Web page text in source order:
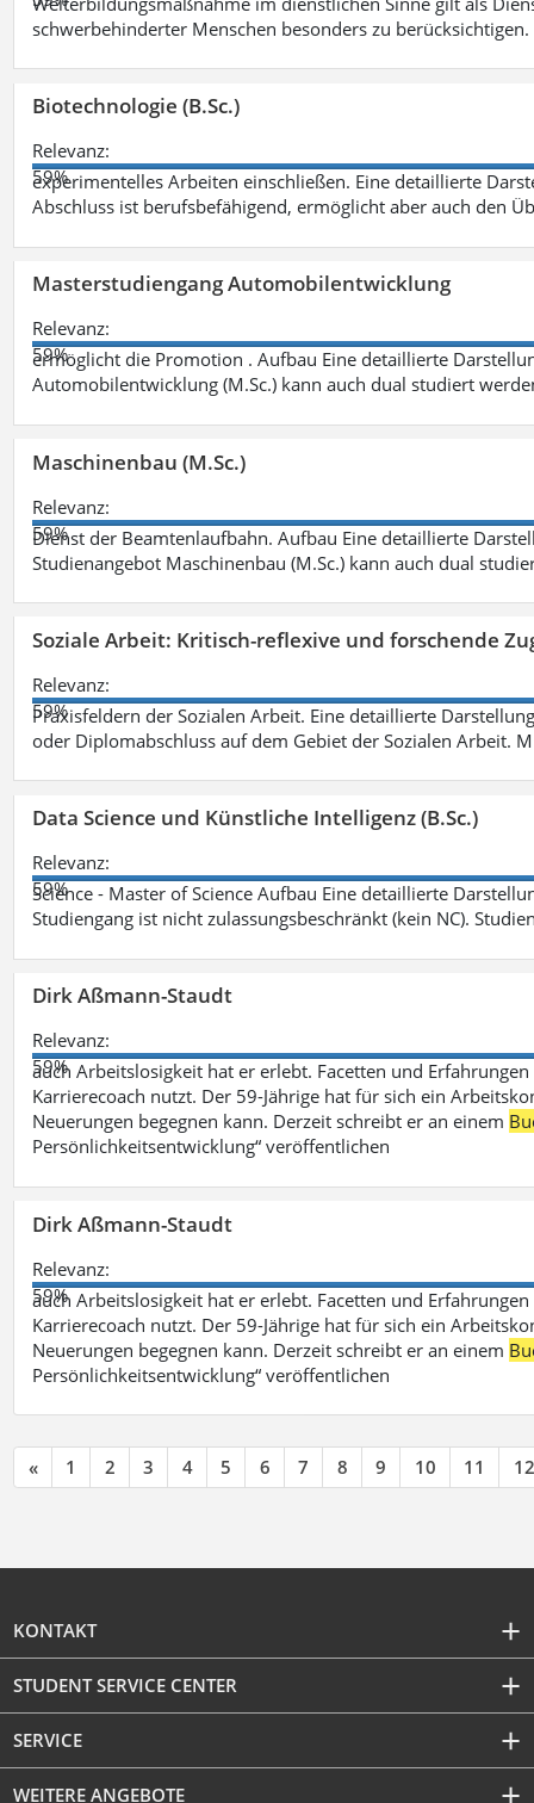
schwerbehinderter Menschen besonders zu berücksichtigen.
Biotechnologie (B.Sc.)
Relevanz:
59%
experimentelles Arbeiten einschließen. Eine detaillierte
Abschluss ist berufsbefähigend, ermöglicht aber auch den
Masterstudiengang Automobilentwicklung
Relevanz:
59%
ermöglicht die Promotion . Aufbau Eine detaillierte
Automobilentwicklung (M.Sc.) kann auch dual studiert
Maschinenbau (M.Sc.)
Relevanz:
59%
Dienst der Beamtenlaufbahn. Aufbau Eine detaillierte
Studienangebot Maschinenbau (M.Sc.) kann auch dual
Soziale Arbeit: Kritisch-reflexive und forschende
Relevanz:
59%
Praxisfeldern der Sozialen Arbeit. Eine detaillierte
oder Diplomabschluss auf dem Gebiet der Sozialen Arbeit.
Data Science und Künstliche Intelligenz (B.Sc.)
Relevanz:
59%
Science - Master of Science Aufbau Eine detaillierte
Studiengang ist nicht zulassungsbeschränkt (kein NC).
Dirk Aßmann-Staudt
Relevanz:
59%
auch Arbeitslosigkeit hat er erlebt. Facetten und
Karrierecoach nutzt. Der 59-Jährige hat für sich ein
Neuerungen begegnen kann. Derzeit schreibt er an einem
Persönlichkeitsentwicklung“ veröffentlichen
Dirk Aßmann-Staudt
Relevanz:
59%
auch Arbeitslosigkeit hat er erlebt. Facetten und
Karrierecoach nutzt. Der 59-Jährige hat für sich ein
Neuerungen begegnen kann. Derzeit schreibt er an einem
Persönlichkeitsentwicklung“ veröffentlichen
« 1 2 3 4 5 6 7 8 9 10 11 12
KONTAKT
STUDENT SERVICE CENTER
SERVICE
WEITERE ANGEBOTE